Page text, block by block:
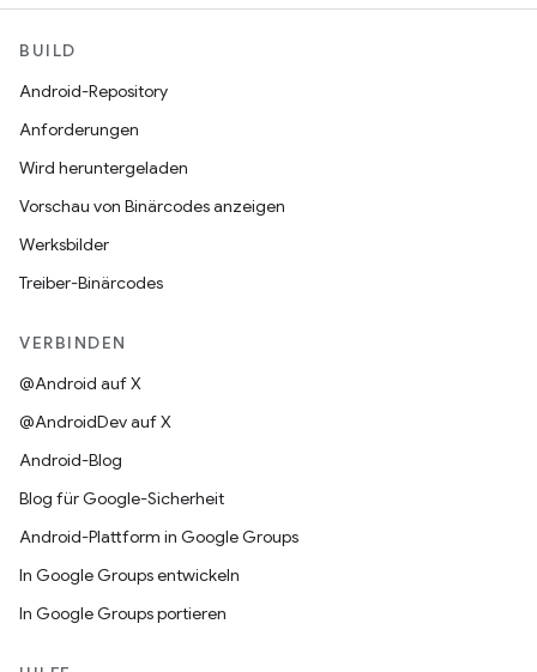
BUILD
Android-Repository
Anforderungen
Wird heruntergeladen
Vorschau von Binärcodes anzeigen
Werksbilder
Treiber-Binärcodes
VERBINDEN
@Android auf X
@AndroidDev auf X
Android-Blog
Blog für Google-Sicherheit
Android-Plattform in Google Groups
In Google Groups entwickeln
In Google Groups portieren